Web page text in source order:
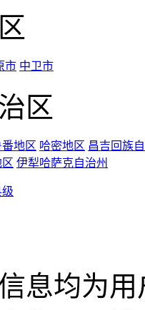
市 中卫市
区
番地区 哈密地区 昌吉回族
伊犁哈萨克自治州
息均为